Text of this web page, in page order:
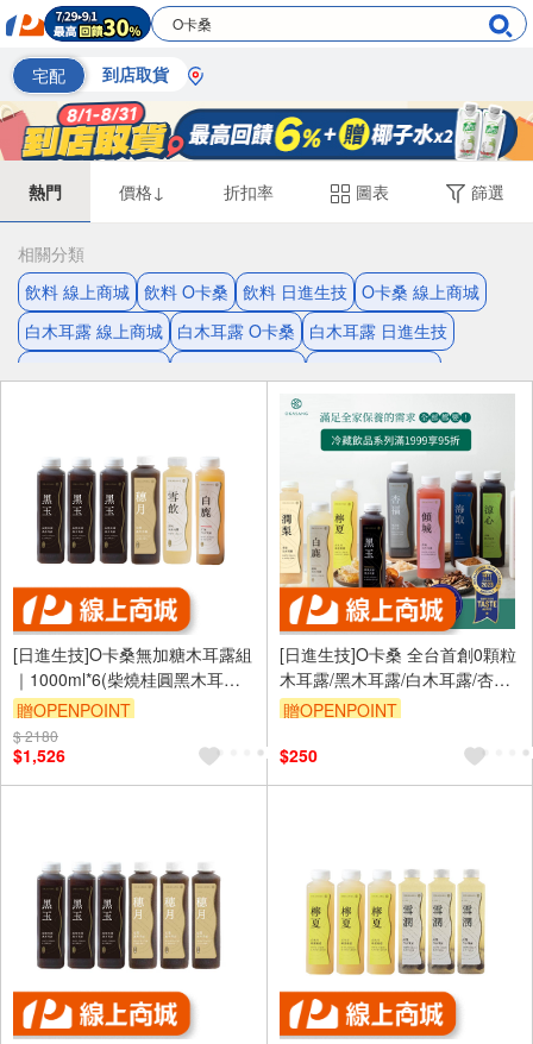
宅配 到店取貨
熱門 價格↓ 折扣率 圖表 篩選
相關分類
飲料 線上商城 飲料 O卡桑 飲料 日進生技 O卡桑 線上商城
白木耳露 線上商城
白木耳露 O卡桑
白木耳露 日進生技
[日進生技]O卡桑無加糖木耳露組
｜1000ml*6(柴燒桂圓黑木耳露
(無加糖)*3、紅棗黑木耳露(無加
糖)*1、原味白木耳露(無加
糖)*1、紅棗白木耳露(無加糖)*1)
贈OPENPOINT
訂單滿 2000 元折抵 100元
（運費不算在 2000 元的範圍
內）
$ 2180
$1,526
[日進生技]O卡桑 全台首創0顆粒
木耳露/黑木耳露/白木耳露/杏仁
茶/養生飲/銀耳露/木耳飲/孕媽咪/
贈OPENPOINT
（運費不算在 2000 元的範圍
內）
$250